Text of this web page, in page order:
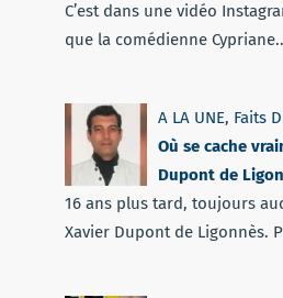
C’est dans une vidéo
que la comédienne
A LA UNE, Faits
Où se cache
Dupont de
16 ans plus tard, toujours
Xavier Dupont de Ligonnès.